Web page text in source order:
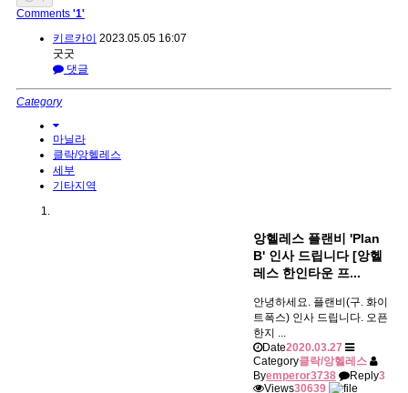
Comments '1'
키르카이 2023.05.05 16:07
굿굿
댓글
Category
마닐라
클락/앙헬레스
세부
기타지역
앙헬레스 플랜비 'Plan
B' 인사 드립니다 [앙헬
레스 한인타운 프...
안녕하세요. 플랜비(구. 화이
트폭스) 인사 드립니다. 오픈
한지 ...
Date2020.03.27
Category클락/앙헬레스
Byemperor3738 Reply3
Views30639